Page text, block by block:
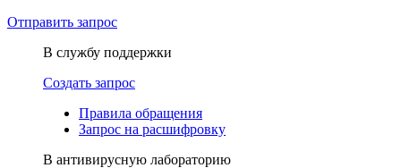
Отправить запрос
В службу поддержки
Создать запрос
Правила обращения
Запрос на расшифровку
В антивирусную лабораторию